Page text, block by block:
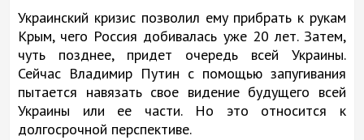
Украинский кризис позволил ему прибрать к рукам
Крым, чего Россия добивалась уже 20 лет. Затем,
чуть позднее, придет очередь всей Украины.
Сейчас Владимир Путин с помощью запугивания
пытается навязать свое видение будущего всей
Украины или ее части. Но это относится к
долгосрочной перспективе.